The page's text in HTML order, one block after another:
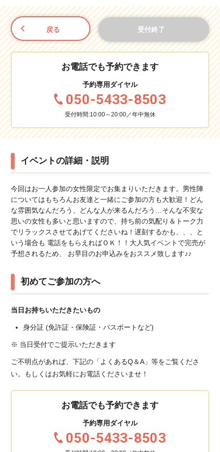
戻る 受付終了
お電話でも予約できます
予約専用ダイヤル
050-5433-8503
受付時間:10:00～20:00／年中無休
イベントの詳細・説明
今回はお一人参加の女性限定でお集まりいただきます。男性陣
についてはもちろんお友達と一緒にご参加の方も大歓迎！どん
な雰囲気なんだろう、どんな人が来るんだろう…そんな不安な
思いの女性も多いと思いますので、持ち前の気配り＆トーク力
でリラックスさせてあげてくださいね！遅刻するかも、、、と
いう場合も 電話をもらえればＯＫ！！大人気イベントで完売が
予想されるため、 お早目のお申込みをおススメ致します♪♪
初めてご参加の方へ
当日お持ちいただきたいもの
身分証 (免許証・保険証・パスポートなど)
※ 当日受付でご提示いただきます
ご不明点があれば、下記の「よくあるQ＆A」等をご覧くださ
い。もしくはお気軽にお電話くださいませ！
お電話でも予約できます
予約専用ダイヤル
050-5433-8503